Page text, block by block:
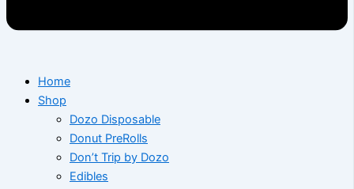
Home
Shop
Dozo Disposable
Donut PreRolls
Don’t Trip by Dozo
Edibles